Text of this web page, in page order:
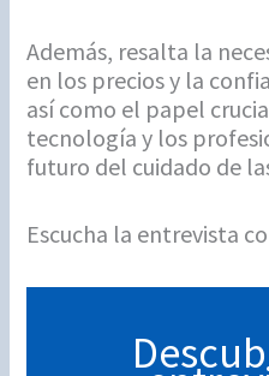
Además, resalta la
en los precios y la
así como el papel
tecnología y los
futuro del cuidado de
Escucha la entrevista